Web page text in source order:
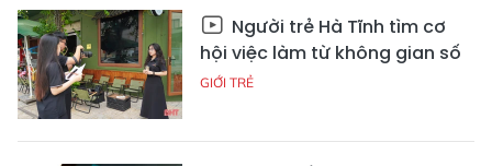
Người trẻ Hà Tĩnh tìm cơ
hội việc làm từ không gian số
GIỚI TRẺ